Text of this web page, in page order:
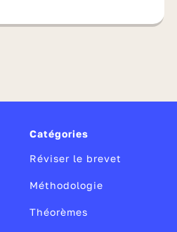
Catégories
Réviser le brevet
Méthodologie
Théorèmes